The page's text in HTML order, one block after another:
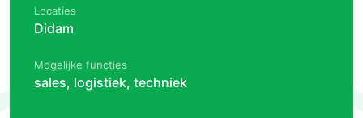
Locaties
Didam
Mogelijke functies
sales, logistiek, techniek